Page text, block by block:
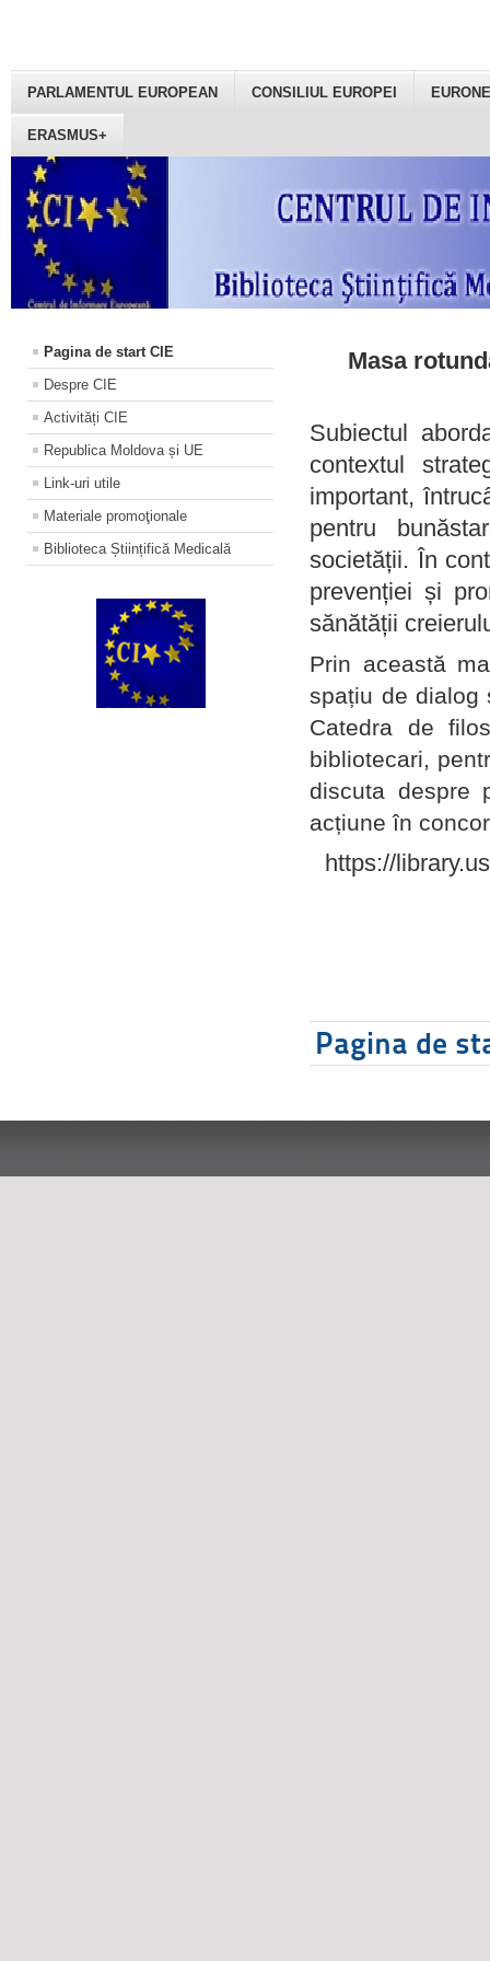
PARLAMENTUL EUROPEAN CONSILIUL EUROPEI
ERASMUS+
Pagina de start CIE
Despre CIE
Activități CIE
Republica Moldova și UE
Link-uri utile
Materiale promoţionale
Biblioteca Științifică Medicală
Masa
Subiectul
contextul
important,
pentru
societății. În
prevenției și
sănătății
Prin această
spațiu de dialog
Catedra de
bibliotecari,
discuta despre
acțiune în
https://
Pagina de